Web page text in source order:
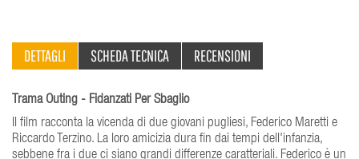
DETTAGLI SCHEDA TECNICA RECENSIONI
Trama Outing - Fidanzati Per Sbaglio
Il film racconta la vicenda di due giovani pugliesi, Federico Maretti e
Riccardo Terzino. La loro amicizia dura fin dai tempi dell'infanzia,
sebbene fra i due ci siano grandi differenze caratteriali. Federico è un